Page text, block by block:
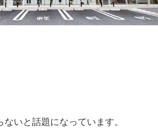
いと話題になっています。